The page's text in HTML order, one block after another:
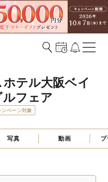
テル大阪ベイ
フェア
ンペーン対象
写真 動画